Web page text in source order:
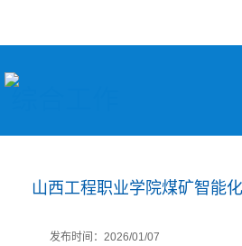
山西工程职业学院煤矿智能
发布时间：2026/01/07